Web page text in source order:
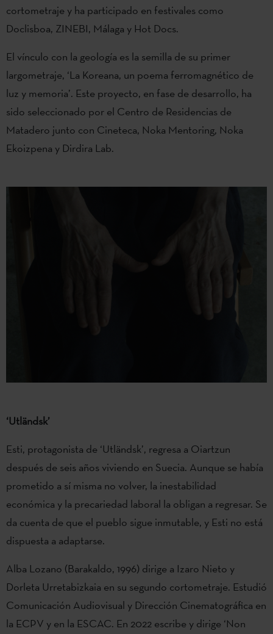
cortometraje y ha participado en festivales como
Doclisboa, ZINEBI, Málaga y Hot Docs.
El vínculo con la geología es la semilla de su primer
largometraje, ‘La Koreana, un poema ferromagnético de
luz y memoria’. Este proyecto, en fase de desarrollo, ha
sido seleccionado por el Centro de Residencias de
Matadero junto con Cineteca, Noka Mentoring, Noka
Ekoizpena y Dirdira Lab.
‘Utländsk’
Esti, protagonista de ‘Utländsk’, regresa a Oiartzun
después de seis años viviendo en Suecia. Aunque se había
prometido a sí misma no volver, la inestabilidad
económica y la precariedad laboral la obligan a regresar. Se
da cuenta de que el pueblo sigue inmutable, y Esti no está
dispuesta a adaptarse.
Alba Lozano (Barakaldo, 1996) dirige a Izaro Nieto y
Dorleta Urretabizkaia en su segundo cortometraje. Estudió
Comunicación Audiovisual y Dirección Cinematográfica en
la ECPV y en la ESCAC. En 2022 escribe y dirige ‘Non